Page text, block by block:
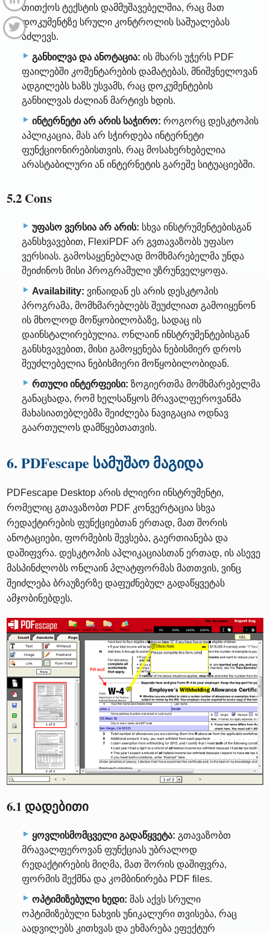
თითქოს ტექსტის დამმუშავებელშია, რაც მათ
დოკუმენტზე სრული კონტროლის საშუალებას
აძლევს.
განხილვა და ანოტაცია: ის მხარს უჭერს PDF
ფაილებში კომენტარების დამატებას, მნიშვნელოვან
ადგილებს ხაზს უსვამს, რაც დოკუმენტების
განხილვას ძალიან მარტივს ხდის.
ინტერნეტი არ არის საჭირო: როგორც დესკტოპის
აპლიკაცია, მას არ სჭირდება ინტერნეტი
ფუნქციონირებისთვის, რაც მოსახერხებელია
არასტაბილური ან ინტერნეტის გარეშე სიტუაციებში.
5.2 Cons
უფასო ვერსია არ არის: სხვა ინსტრუმენტებისგან
განსხვავებით, FlexiPDF არ გვთავაზობს უფასო
ვერსიას. გამოსაყენებლად მომხმარებელმა უნდა
შეიძინოს მისი პროგრამული უზრუნველყოფა.
Availability: ვინაიდან ეს არის დესკტოპის
პროგრამა, მომხმარებლებს შეუძლიათ გამოიყენონ
ის მხოლოდ მოწყობილობაზე, სადაც ის
დაინსტალირებულია. ონლაინ ინსტრუმენტებისგან
განსხვავებით, მისი გამოყენება ნებისმიერ დროს
შეუძლებელია ნებისმიერი მოწყობილობიდან.
რთული ინტერფეისი: ზოგიერთმა მომხმარებელმა
განაცხადა, რომ ხელსაწყოს მრავალფეროვანმა
მახასიათებლებმა შეიძლება ნავიგაცია ოდნავ
გაართულოს დამწყებთათვის.
6. PDFescape სამუშაო მაგიდა
PDFescape Desktop არის ძლიერი ინსტრუმენტი,
რომელიც გთავაზობთ PDF კონვერტაცია სხვა
რედაქტირების ფუნქციებთან ერთად, მათ შორის
ანოტაციები, ფორმების შევსება, გაერთიანება და
დაშიფვრა. დესკტოპის აპლიკაციასთან ერთად, ის ასევე
მასპინძლობს ონლაინ პლატფორმას მათთვის, ვინც
შეიძლება ბრაუზერზე დაფუძნებულ გადაწყვეტას
ამჯობინებდეს.
6.1 დადებითი
ყოვლისმომცველი გადაწყვეტა: გთავაზობთ
მრავალფეროვან ფუნქციას უბრალოდ
რედაქტირების მიღმა, მათ შორის დაშიფვრა,
ფორმის შექმნა და კომბინირება PDF files.
ოპტიმიზებული ხედი: მას აქვს სრული
ოპტიმიზებული ნახვის უნიკალური თვისება, რაც
აადვილებს კითხვას და ეხმარება ეფექტურ